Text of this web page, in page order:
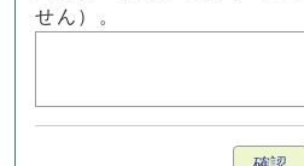
せん）。